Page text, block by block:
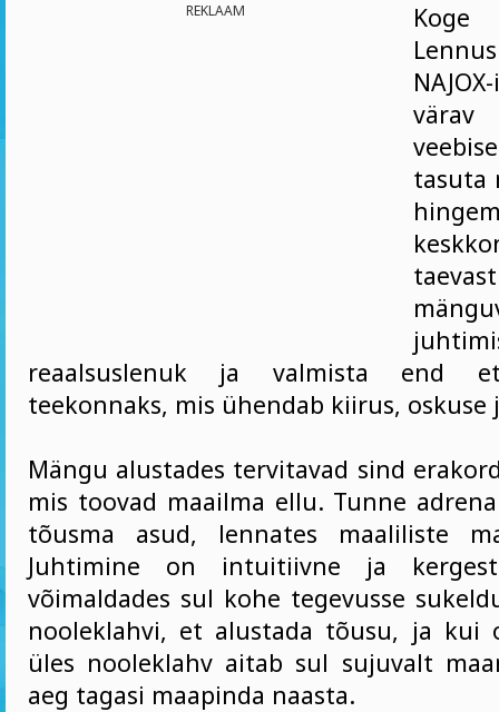
REKLAAM
Koge
värav
tasuta
reaalsuslenuk ja valmista end
teekonnaks, mis ühendab kiirus,
Mängu alustades tervitavad sind
mis toovad maailma ellu. Tunne
tõusma asud, lennates maaliliste
Juhtimine on intuitiivne ja
võimaldades sul kohe tegevusse
nooleklahvi, et alustada tõusu, ja kui
üles nooleklahv aitab sul sujuvalt
aeg tagasi maapinda naasta.